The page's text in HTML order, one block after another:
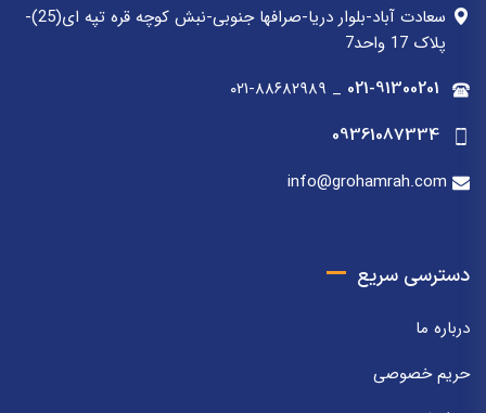
سعادت آباد-بلوار دریا-صرافها جنوبی-نبش کوچه قره تپه ای(25)-
پلاک 17 واحد7
021-91300201
_ ۰۲۱-۸۸۶۸۲۹۸۹
09361087334
info@grohamrah.com
دسترسی سریع
درباره ما
حریم خصوصی